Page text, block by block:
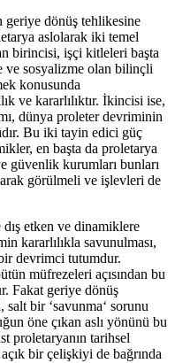
geriye dönüş tehlikesine
aslolarak iki temel
birincisi, işçi kitleleri başta
ve sosyalizme olan bilinçli
konusunda
ve kararlılıktır. İkincisi ise,
dünya proleter devriminin
Bu iki tayin edici güç
en başta da proletarya
güvenlik kurumları bunları
görülmeli ve işlevleri de
etken ve dinamiklere
kararlılıkla savunulması,
devrimci tutumdur.
müfrezeleri açısından bu
Fakat geriye dönüş
salt bir ‘savunma‘ sorunu
öne çıkan aslı yönünü bu
proletaryanın tarihsel
bir çelişkiyi de bağrında